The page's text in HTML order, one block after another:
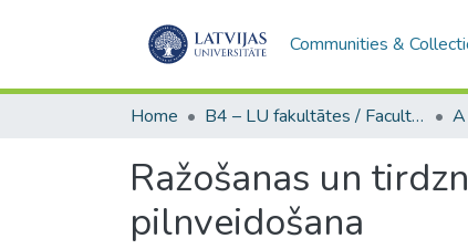
Communities &
Home B4 – LU fakultātes / Faculties of the UL
Ražošanas un
pilnveidošana